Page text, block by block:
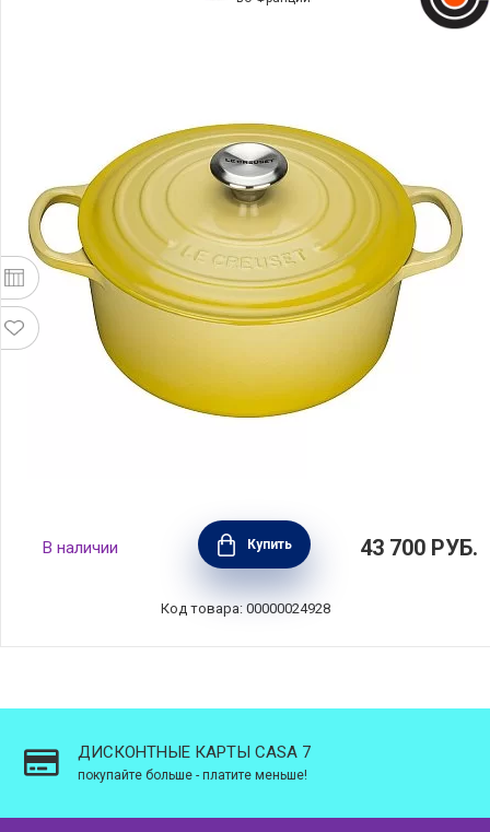
Кастрюля круглая с крышкой 24 см, объем
4,2 л, материал эмалированный чугун, цвет
желтый, Le Creuset, Франция,
21177244032430
В наличии Купить 43 700 РУБ.
Код товара: 00000024928
ДИСКОНТНЫЕ КАРТЫ CASA 7
покупайте больше - платите меньше!